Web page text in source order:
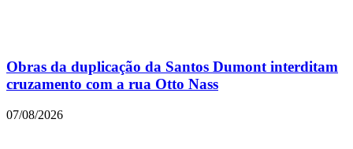
Obras da duplicação da Santos Dumont interditam
cruzamento com a rua Otto Nass
07/08/2026